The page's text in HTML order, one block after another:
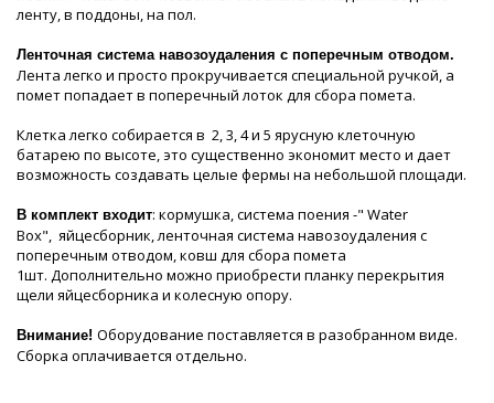
ленту, в поддоны, на пол.
Ленточная система навозоудаления с поперечным отводом.
Лента легко и просто прокручивается специальной ручкой, а
помет попадает в поперечный лоток для сбора помета.
Клетка легко собирается в 2, 3, 4 и 5 ярусную клеточную
батарею по высоте, это существенно экономит место и дает
возможность создавать целые фермы на небольшой площади.
В комплект входит: кормушка, система поения -" Water
Box", яйцесборник, ленточная система навозоудаления с
поперечным отводом, ковш для сбора помета
1шт. Дополнительно можно приобрести планку перекрытия
щели яйцесборника и колесную опору.
Внимание! Оборудование поставляется в разобранном виде.
Сборка оплачивается отдельно.